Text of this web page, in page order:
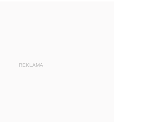
REKLAMA